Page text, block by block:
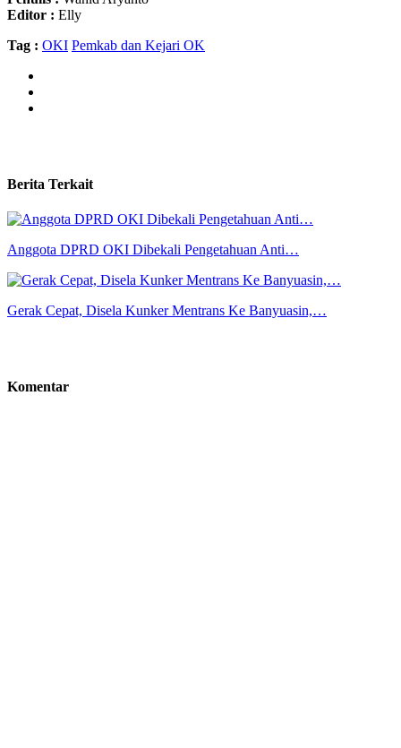
Editor : Elly
Tag : OKI Pemkab dan Kejari OK
Berita Terkait
Anggota DPRD OKI Dibekali Pengetahuan Anti…
Gerak Cepat, Disela Kunker Mentrans Ke Banyuasin,…
Komentar